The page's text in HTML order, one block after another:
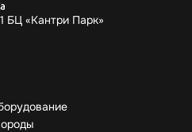
БЦ «Кантри Парк»